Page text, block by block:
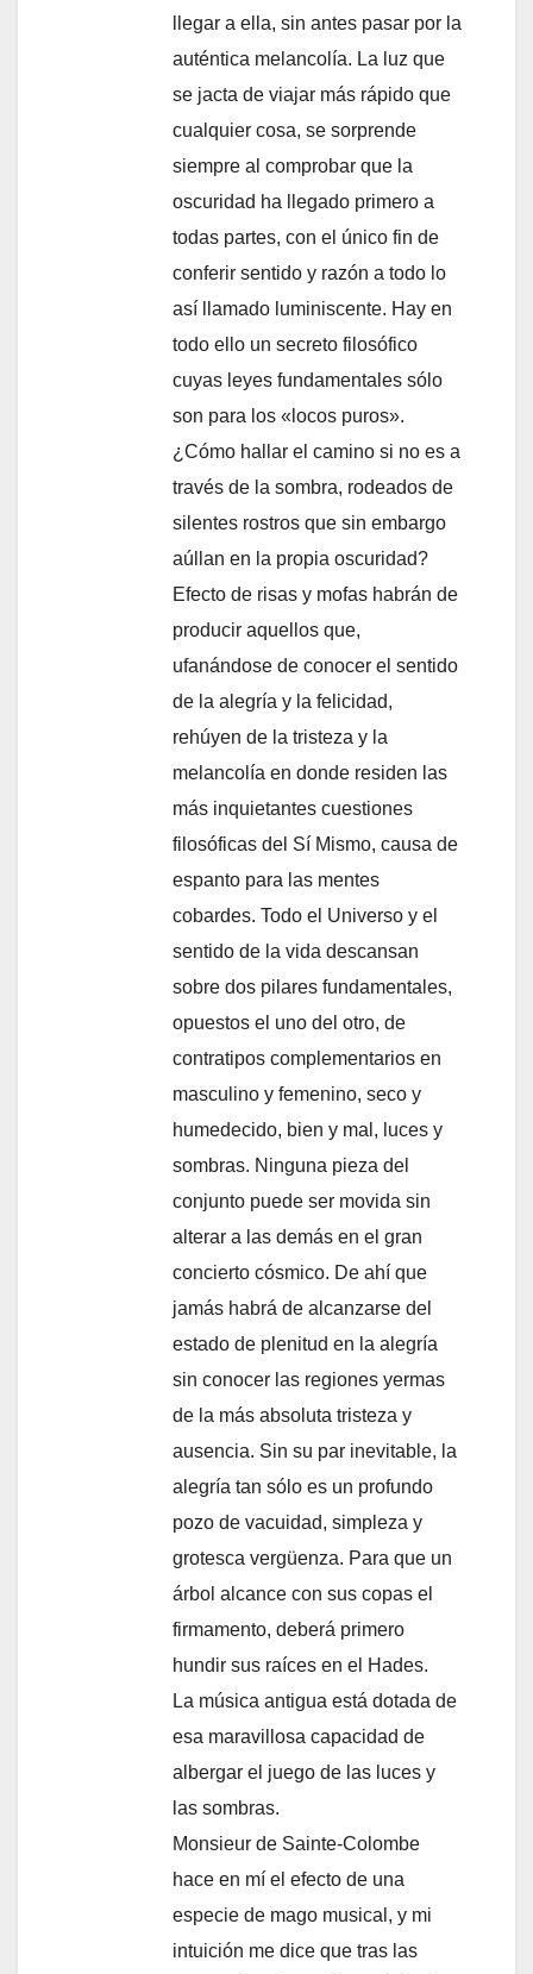
llegar a ella, sin antes pasar por la
auténtica melancolía. La luz que
se jacta de viajar más rápido que
cualquier cosa, se sorprende
siempre al comprobar que la
oscuridad ha llegado primero a
todas partes, con el único fin de
conferir sentido y razón a todo lo
así llamado luminiscente. Hay en
todo ello un secreto filosófico
cuyas leyes fundamentales sólo
son para los «locos puros».
¿Cómo hallar el camino si no es a
través de la sombra, rodeados de
silentes rostros que sin embargo
aúllan en la propia oscuridad?
Efecto de risas y mofas habrán de
producir aquellos que,
ufanándose de conocer el sentido
de la alegría y la felicidad,
rehúyen de la tristeza y la
melancolía en donde residen las
más inquietantes cuestiones
filosóficas del Sí Mismo, causa de
espanto para las mentes
cobardes. Todo el Universo y el
sentido de la vida descansan
sobre dos pilares fundamentales,
opuestos el uno del otro, de
contratipos complementarios en
masculino y femenino, seco y
humedecido, bien y mal, luces y
sombras. Ninguna pieza del
conjunto puede ser movida sin
alterar a las demás en el gran
concierto cósmico. De ahí que
jamás habrá de alcanzarse del
estado de plenitud en la alegría
sin conocer las regiones yermas
de la más absoluta tristeza y
ausencia. Sin su par inevitable, la
alegría tan sólo es un profundo
pozo de vacuidad, simpleza y
grotesca vergüenza. Para que un
árbol alcance con sus copas el
firmamento, deberá primero
hundir sus raíces en el Hades.
La música antigua está dotada de
esa maravillosa capacidad de
albergar el juego de las luces y
las sombras.
Monsieur de Sainte-Colombe
hace en mí el efecto de una
especie de mago musical, y mi
intuición me dice que tras las